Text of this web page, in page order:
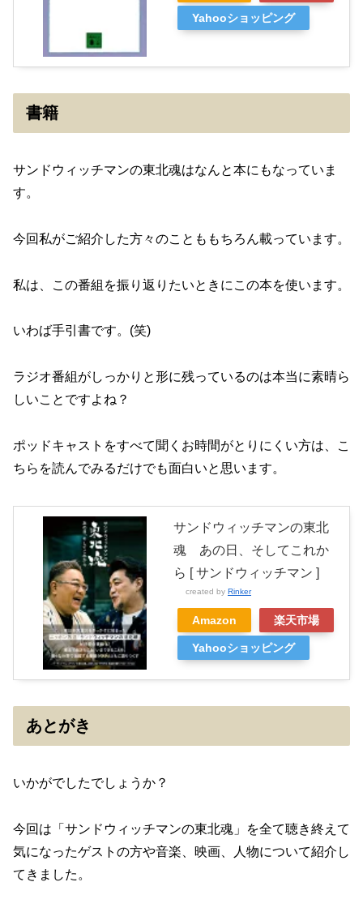
Yahooショッピング
書籍
サンドウィッチマンの東北魂はなんと本にもなっていま
す。
今回私がご紹介した方々のことももちろん載っています。
私は、この番組を振り返りたいときにこの本を使います。
いわば手引書です。(笑)
ラジオ番組がしっかりと形に残っているのは本当に素晴ら
しいことですよね？
ポッドキャストをすべて聞くお時間がとりにくい方は、こ
ちらを読んでみるだけでも面白いと思います。
サンドウィッチマンの東北
魂 あの日、そしてこれか
ら [ サンドウィッチマン ]
created by Rinker
Amazon 楽天市場
Yahooショッピング
あとがき
いかがでしたでしょうか？
今回は「サンドウィッチマンの東北魂」を全て聴き終えて
気になったゲストの方や音楽、映画、人物について紹介し
てきました。